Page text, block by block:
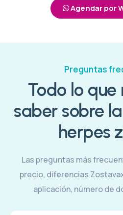
Agendar por
Preguntas
Todo lo que
saber sobre
herpes
Las preguntas más
precio, diferencias
aplicación, número de